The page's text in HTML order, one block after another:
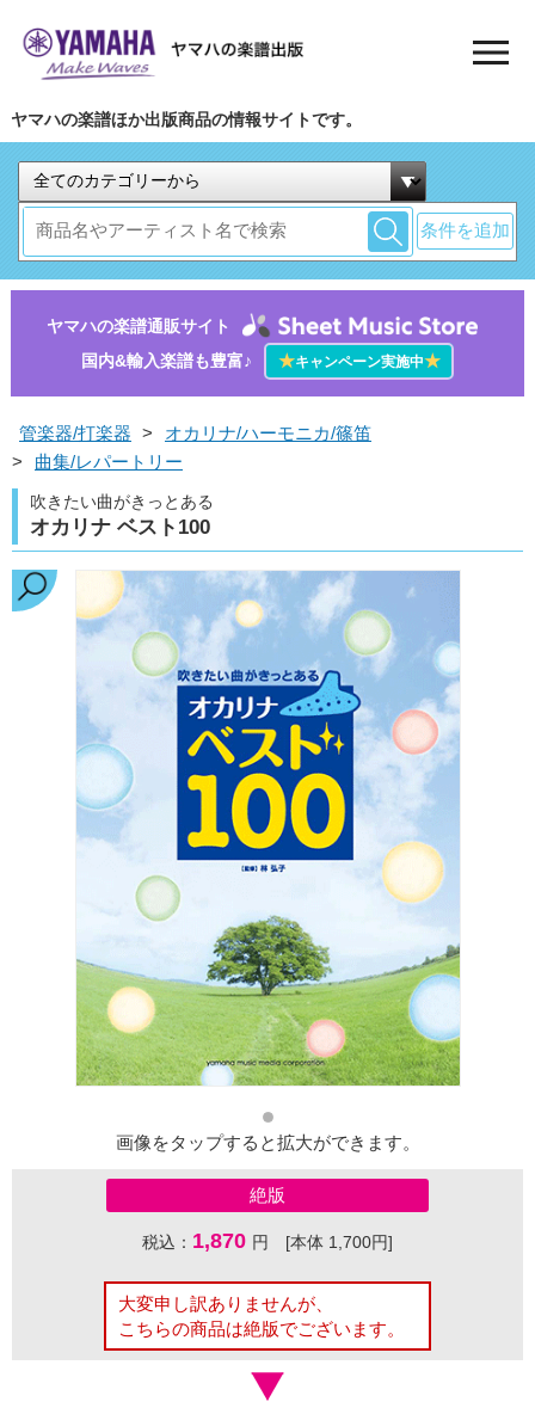
ヤマハの楽譜ほか出版商品の情報サイトです。
条件を追加
ヤマハの楽譜通販サイト
国内&輸入楽譜も豊富♪
★キャンペーン実施中★
管楽器/打楽器 >
オカリナ/ハーモニカ/篠笛
>
曲集/レパートリー
吹きたい曲がきっとある
オカリナ ベスト100
画像をタップすると拡大ができます。
絶版
税込： 1,870 円 [本体 1,700円]
大変申し訳ありませんが、
こちらの商品は絶版でございます。